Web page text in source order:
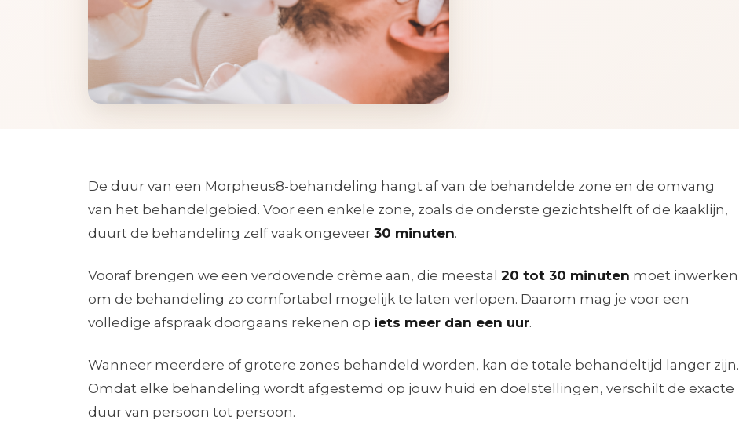
De duur van een Morpheus8-behandeling hangt af van de behandelde zone en de omvang
van het behandelgebied. Voor een enkele zone, zoals de onderste gezichtshelft of de kaaklijn,
duurt de behandeling zelf vaak ongeveer 30 minuten.
Vooraf brengen we een verdovende crème aan, die meestal 20 tot 30 minuten moet inwerken
om de behandeling zo comfortabel mogelijk te laten verlopen. Daarom mag je voor een
volledige afspraak doorgaans rekenen op iets meer dan een uur.
Wanneer meerdere of grotere zones behandeld worden, kan de totale behandeltijd langer zijn.
Omdat elke behandeling wordt afgestemd op jouw huid en doelstellingen, verschilt de exacte
duur van persoon tot persoon.